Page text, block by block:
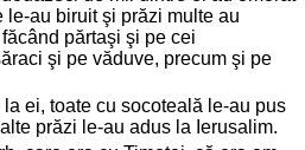
au biruit şi prăzi multe au
părtaşi şi pe cei
şi pe văduve, precum şi pe
ei, toate cu socoteală le-au pus
prăzi le-au adus la Ierusalim.